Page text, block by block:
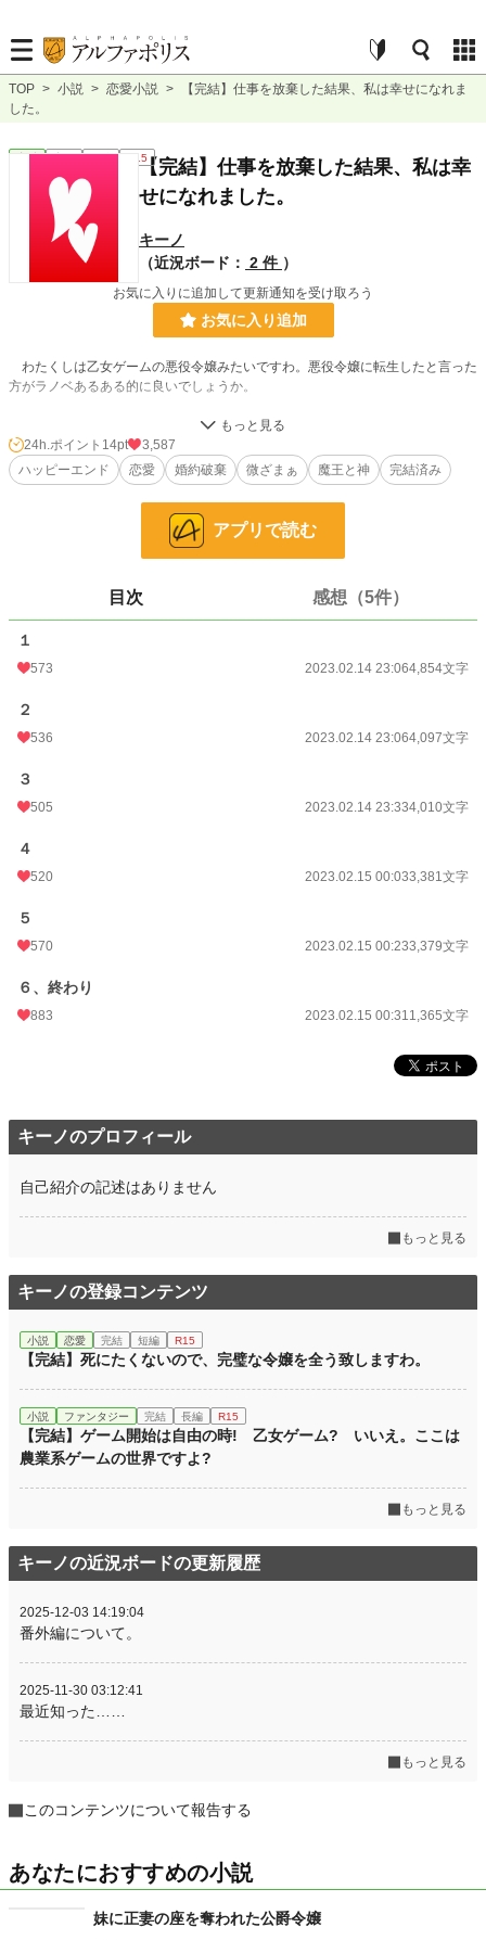
TOP > 小説 > 恋愛小説 >
【完結】仕事を放棄した結果、私は幸せになれま
した。
恋愛 完結 短編 R15【完結】仕事を放棄した結果、私は幸
せになれました。
キーノ
（近況ボード： 2 件 ）
お気に入りに追加して更新通知を受け取ろう
お気に入り追加
わたくしは乙女ゲームの悪役令嬢みたいですわ。悪役令嬢に転生したと言った
方がラノベあるある的に良いでしょうか。
ですが、ゲーム内でヒロイン達が語られる用な悪事を働いたことなどありませ
ん。王子に嫉妬? そのような無駄な事に時間をかまけている時間はわたくしに
はありませんでしたのに。
だってわたくし、週4回は王太子妃教育に王妃教育、週3回で王妃様とのお茶
会。お茶会や教育が終わったら王太子妃の公務、王子殿下がサボっているお陰で
回ってくる公務に、王子の管轄する領の嘆願書の整頓やら収益やら税の計算やら
で、わたくし、ちっとも自由時間がありませんでしたのよ。
こんなに忙しい私が、最後は冤罪にて処刑ですって? 学園にすら通えて無い
のに、すべてのルートで私は処刑されてしまうと解った今、わたくしは全ての仕
事を放棄して、冤罪で処刑されるその時まで、推しと穏やかに過ごしますわ。
2月14～15日に全話、投稿完了。
励みになります。初期作品のほうも見てもらえて感無量です!
恋愛23位にまで上げて頂き、感謝いたします。
恋愛
お気に入り
24h.ポイント
初回公開日時 2023.02.14 23:06
年間ポイント 43,193 pt (11,637 位)
24h.ポイント 14pt
3,587
ハッピーエンド
恋愛 婚約破棄 微ざまぁ 魔王と神 完結済み
アプリで読む
目次 感想（5件）
１
573 2023.02.14 23:064,854文字
２
536 2023.02.14 23:064,097文字
３
505 2023.02.14 23:334,010文字
４
520 2023.02.15 00:033,381文字
５
570 2023.02.15 00:233,379文字
６、終わり
883 2023.02.15 00:311,365文字
キーノのプロフィール
自己紹介の記述はありません
もっと見る
キーノの登録コンテンツ
小説 恋愛 完結 短編 R15
【完結】死にたくないので、完璧な令嬢を全う致しますわ。
小説 ファンタジー 完結 長編 R15
【完結】ゲーム開始は自由の時! 乙女ゲーム? いいえ。ここは
農業系ゲームの世界ですよ?
もっと見る
キーノの近況ボードの更新履歴
2025-12-03 14:19:04
番外編について。
2025-11-30 03:12:41
最近知った……
もっと見る
このコンテンツについて報告する
あなたにおすすめの小説
妹に正妻の座を奪われた公爵令嬢